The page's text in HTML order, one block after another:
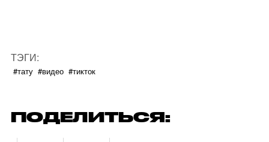
ТЭГИ:
#тату #видео #тикток
ПОДЕЛИТЬСЯ: